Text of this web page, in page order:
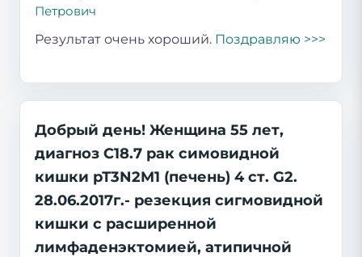
Петрович
Результат очень хороший. Поздравляю >>>
Добрый день! Женщина 55 лет,
диагноз С18.7 рак симовидной
кишки рТ3N2M1 (печень) 4 ст. G2.
28.06.2017г.- резекция сигмовидной
кишки с расширенной
лимфаденэктомией, атипичной